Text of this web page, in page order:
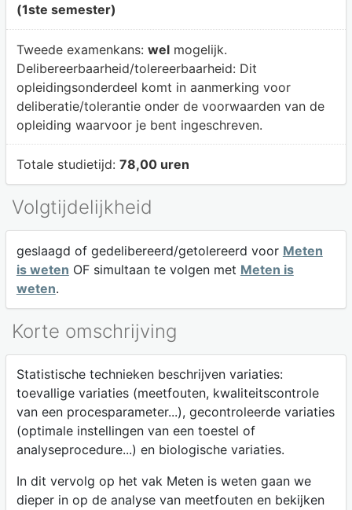
(1ste semester)
Tweede examenkans: welmogelijk.
Delibereerbaarheid/tolereerbaarheid: Dit
opleidingsonderdeel komt in aanmerking voor
deliberatie/tolerantie onder de voorwaarden van de
opleiding waarvoor je bent ingeschreven.
Totale studietijd: 78,00 uren
Volgtijdelijkheid
geslaagd of gedelibereerd/getolereerd voor Meten
is weten OF simultaan te volgen met Meten is
weten.
Korte omschrijving
Statistische technieken beschrijven variaties:
toevallige variaties (meetfouten, kwaliteitscontrole
van een procesparameter...), gecontroleerde variaties
(optimale instellingen van een toestel of
analyseprocedure...) en biologische variaties.
In dit vervolg op het vak Meten is weten gaan we
dieper in op de analyse van meetfouten en bekijken